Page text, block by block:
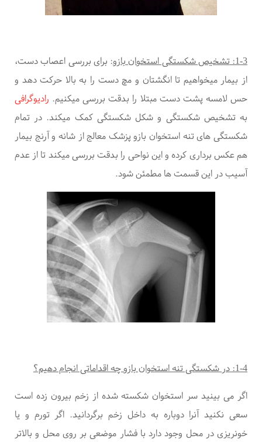
1-3: تشخیص شکستگی استخوان بازو: برای بررسی اعصاب دست،
از بیمار میخواهیم تا انگشتان و مچ دست را به بالا حرکت دهد و
حس لامسه پشت دست مبتلا را بدقت بررسی میکنیم. رادیوگرافی
به تشخیص شکستگی و شکل شکستگی کمک میکند. در تمام
شکستگی های تنه استخوان بازو پزشک معالج از شانه و آرنج بیمار
هم عکس برداری کرده و این نواحی را بدقت بررسی میکند تا از عدم
آسیب در این قسمت ها مطمئن شود.
1-4: در شکستگی تنه استخوان بازوچه اقداماتی انجام دهیم؟
اگر می بینید سر استخوان شکسته شده از زخم بیرون زده است
سعی نکنید آنرا دوباره به داخل زخم برگردانید. اگر تورم و یا
خونریزی در محل وجود دارد با فشار موضعی بر روی محل و بالاتر